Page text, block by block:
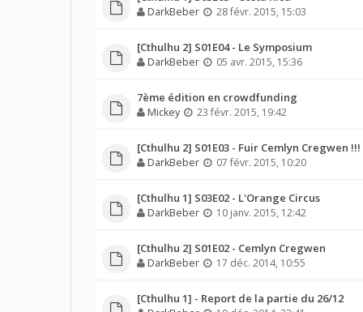
DarkBeber 28 févr. 2015, 15:03
[Cthulhu 2] S01E04 - Le Symposium
DarkBeber 05 avr. 2015, 15:36
7ème édition en crowdfunding
Mickey 23 févr. 2015, 19:42
[Cthulhu 2] S01E03 - Fuir Cemlyn Cregwen !!!
DarkBeber 07 févr. 2015, 10:20
[Cthulhu 1] S03E02 - L'Orange Circus
DarkBeber 10 janv. 2015, 12:42
[Cthulhu 2] S01E02 - Cemlyn Cregwen
DarkBeber 17 déc. 2014, 10:55
[Cthulhu 1] - Report de la partie du 26/12